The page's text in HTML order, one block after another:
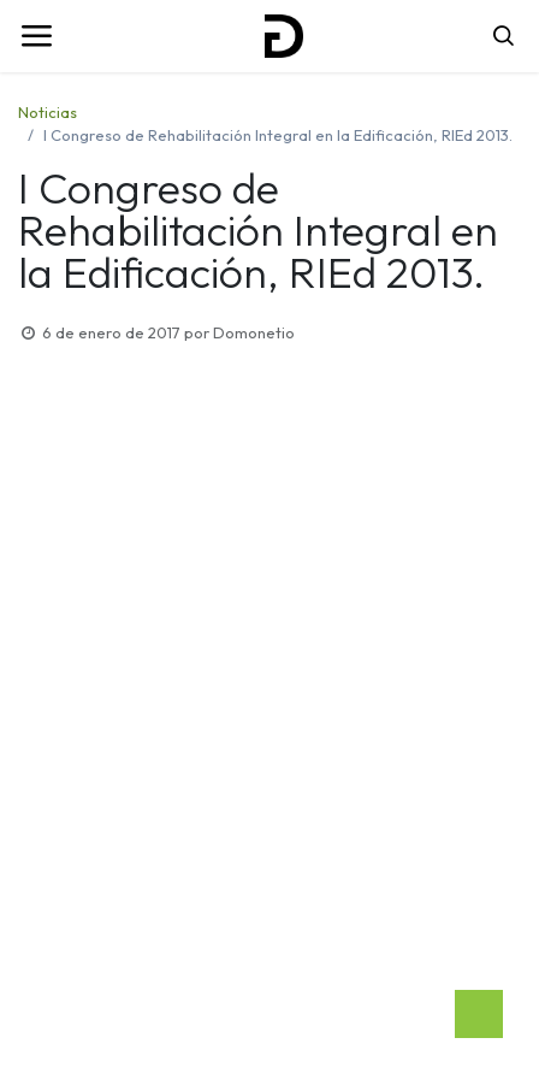
Noticias
I Congreso de Rehabilitación Integral en la Edificación, RIEd 2013.
I Congreso de
Rehabilitación Integral en
la Edificación, RIEd 2013.
6 de enero de 2017 porDomonetio